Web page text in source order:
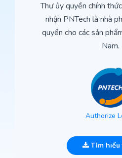
Thư ủy quyền chính
nhận PNTech là nhà
quyền cho các sản
Nam.
Authorize
Tìm hiểu